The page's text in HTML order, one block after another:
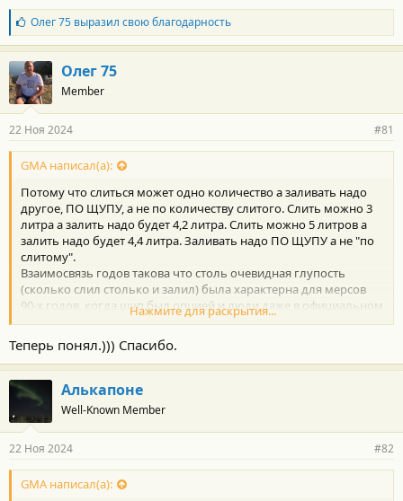
Б
л
а
г
о
д
а
н
о
с
и
:
Олег 75выразил свою благодарность
Олег 75
Member
22 Ноя 2024 #81
GMA написал(а):
Потому что слиться может одно количество а заливать надо
другое, ПО ЩУПУ, а не по количеству слитого. Слить можно 3
литра а залить надо будет 4,2 литра. Слить можно 5 литров а
залить надо будет 4,4 литра. Заливать надо ПО ЩУПУ а не "по
слитому".
Взаимосвязь годов такова что столь очевидная глупость
(сколько слил столько и залил) была характерна для мерсов
90-х годов, когда щуп был опцией и люди даже в официальном
сервисе не знали как выставить уровень. После 2000 года таких
уже не осталось, ВЫ - ПОСЛЕДНИЙ ИЗ МОГИКАН, как
говорится.
Нажмите для раскрытия...
Теперь понял.))) Спасибо.
Алькапоне
Well-Known Member
22 Ноя 2024 #82
GMA написал(а):